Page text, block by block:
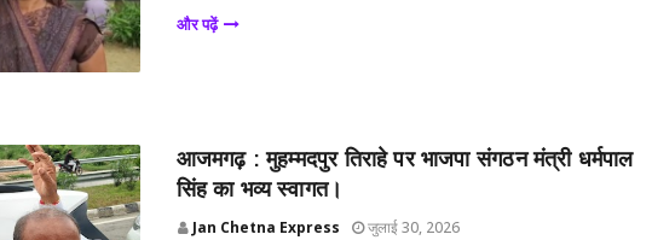
और पढ़ें
आजमगढ़ : मुहम्मदपुर तिराहे पर भाजपा संगठन मंत्री धर्मपाल
सिंह का भव्य स्वागत।
Jan Chetna Express जुलाई 30, 2026